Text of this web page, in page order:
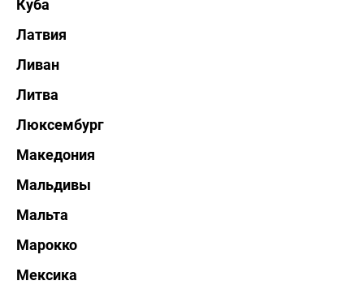
Куба
Латвия
Ливан
Литва
Люксембург
Македония
Мальдивы
Мальта
Марокко
Мексика